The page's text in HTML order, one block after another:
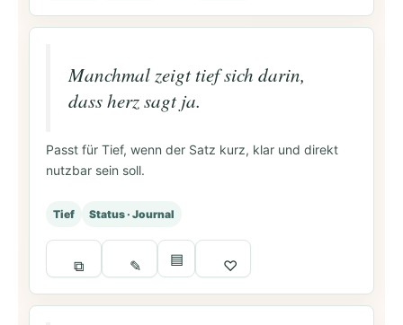
Manchmal zeigt tief sich darin,
dass herz sagt ja.
Passt für Tief, wenn der Satz kurz, klar und direkt
nutzbar sein soll.
Tief Status · Journal
⧉ ✎ ▤ ♡